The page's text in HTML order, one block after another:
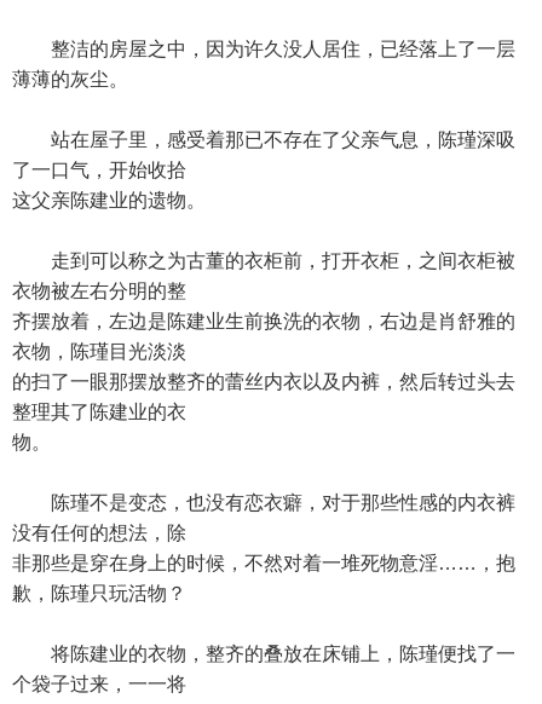
整洁的房屋之中，因为许久没人居住，已经落上了一层
薄薄的灰尘。
站在屋子里，感受着那已不存在了父亲气息，陈瑾深吸
了一口气，开始收拾
这父亲陈建业的遗物。
走到可以称之为古董的衣柜前，打开衣柜，之间衣柜被
衣物被左右分明的整
齐摆放着，左边是陈建业生前换洗的衣物，右边是肖舒雅的
衣物，陈瑾目光淡淡
的扫了一眼那摆放整齐的蕾丝内衣以及内裤，然后转过头去
整理其了陈建业的衣
物。
陈瑾不是变态，也没有恋衣癖，对于那些性感的内衣裤
没有任何的想法，除
非那些是穿在身上的时候，不然对着一堆死物意淫……，抱
歉，陈瑾只玩活物？
将陈建业的衣物，整齐的叠放在床铺上，陈瑾便找了一
个袋子过来，一一将